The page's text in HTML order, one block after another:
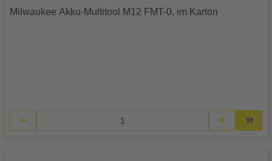
Milwaukee Akku-Multitool M12 FMT-0, im Karton